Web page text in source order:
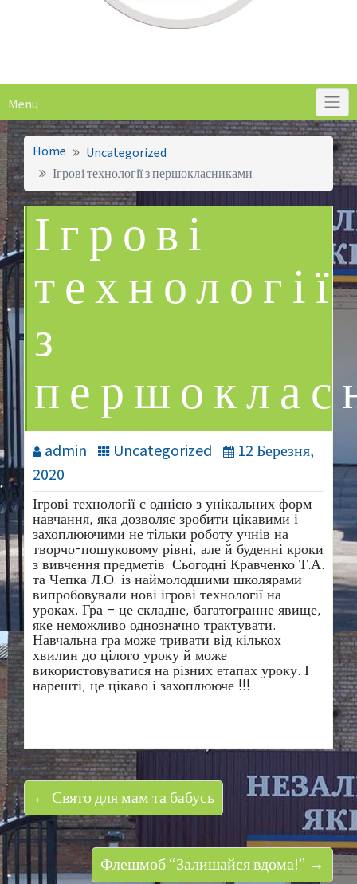
Menu
Home
Uncategorized
Ігрові технології з першокласниками
Ігрові
технології
з
admin Uncategorized
12 Березня,
2020
Ігрові технології є однією з унікальних форм
навчання, яка дозволяє зробити цікавими і
захоплюючими не тільки роботу учнів на
творчо-пошуковому рівні, але й буденні кроки
з вивчення предметів. Сьогодні Кравченко Т.А.
та Чепка Л.О. із наймолодшими школярами
випробовували нові ігрові технології на
уроках. Гра – це складне, багатогранне явище,
яке неможливо однозначно трактувати.
Навчальна гра може тривати від кількох
хвилин до цілого уроку й може
використовуватися на різних етапах уроку. І
нарешті, це цікаво і захоплююче !!!
← Свято для мам та бабусь
Флешмоб “Залишайся вдома!” →